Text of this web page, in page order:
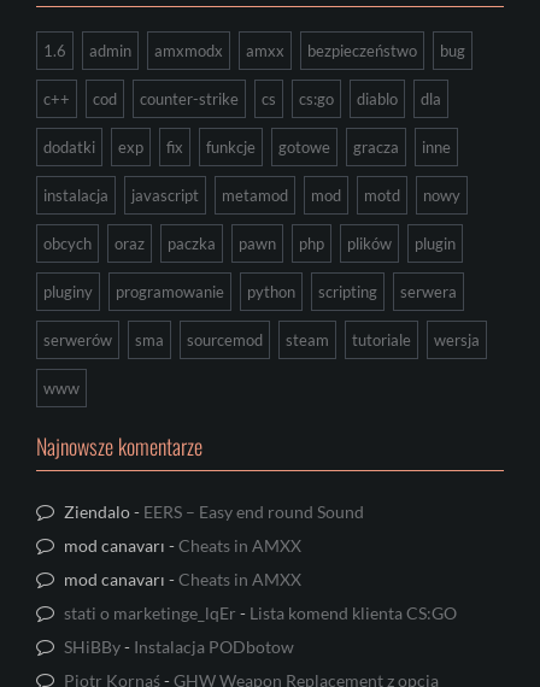
1.6 admin amxmodx amxx bezpieczeństwo bug
c++ cod counter-strike cs cs:go diablo dla
dodatki exp fix funkcje gotowe gracza inne
instalacja javascript metamod mod motd nowy
obcych oraz paczka pawn php plików plugin
pluginy programowanie python scripting serwera
serwerów sma sourcemod steam tutoriale wersja
www
Najnowsze komentarze
Ziendalo- EERS – Easy end round Sound
mod canavarı -Cheats in AMXX
mod canavarı -Cheats in AMXX
stati o marketinge_lqEr - Lista komend klienta CS:GO
SHiBBy- Instalacja PODbotow
Piotr Kornaś-GHW Weapon Replacement z opcją